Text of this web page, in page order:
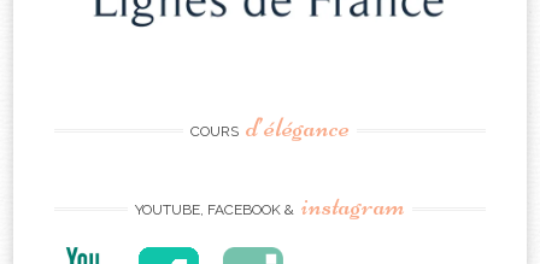
COURS d’élégance
YOUTUBE, FACEBOOK & instagram